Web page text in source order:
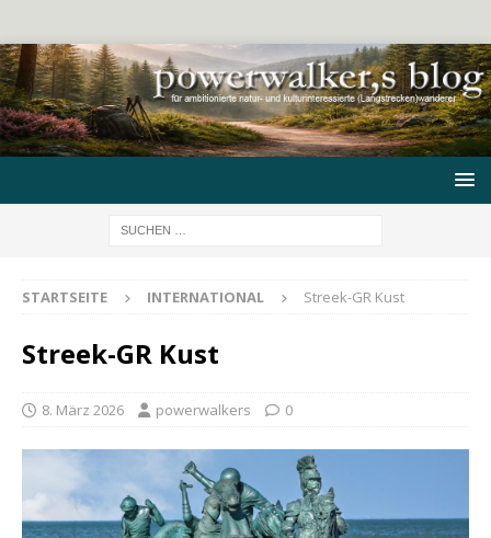
STARTSEITE INTERNATIONAL Streek-GR Kust
Streek-GR Kust
8. März 2026 powerwalkers 0